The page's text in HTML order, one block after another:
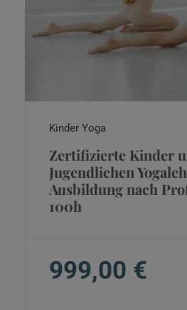
Kinder Yoga
Zertifizierte Kinder
Jugendlichen
Ausbildung nach
100h
999,00 €